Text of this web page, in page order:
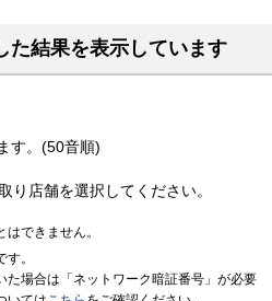
た結果を表示しています
す。(50音順)
り店舗を選択してください。
できません。
。
た場合は「ネットワーク暗証番号」が必要